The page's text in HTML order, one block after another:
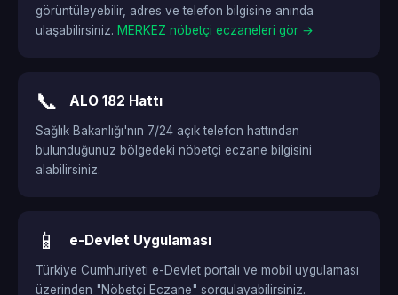
görüntüleyebilir, adres ve telefon bilgisine anında
ulaşabilirsiniz. MERKEZ nöbetçi eczaneleri gör →
📞 ALO 182 Hattı
Sağlık Bakanlığı'nın 7/24 açık telefon hattından
bulunduğunuz bölgedeki nöbetçi eczane bilgisini
alabilirsiniz.
📱 e-Devlet Uygulaması
Türkiye Cumhuriyeti e-Devlet portalı ve mobil uygulaması
üzerinden "Nöbetçi Eczane" sorgulayabilirsiniz.